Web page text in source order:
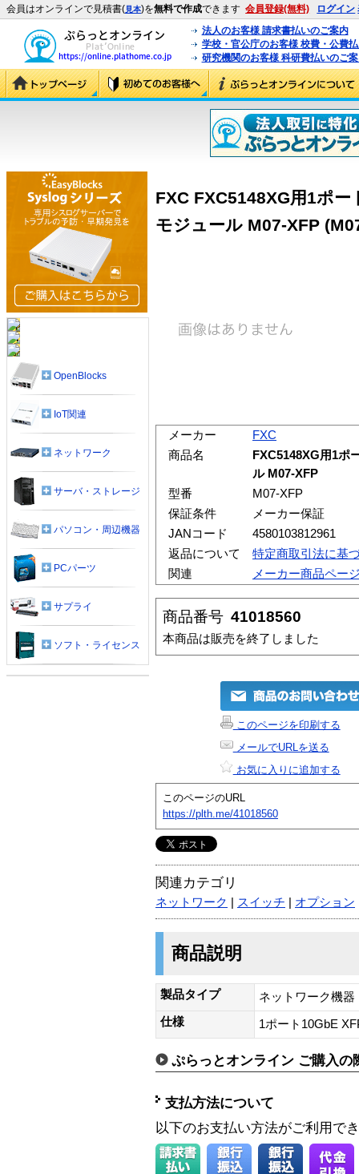
会員はオンラインで見積書(見本)を無料で作成できます 会員登録(無料) ログイン
法人のお客様 請求書払いのご案内
学校・官公庁のお客様 校費・公費
研究機関のお客様 科研費払いのご
FXC FXC5148XG用1ポ
モジュール M07-XFP
メーカー
FXC
商品名
FXC5148XG用1ポ
ル M07-XFP
型番
M07-XFP
保証条件
メーカー保証
JANコード
4580103812961
返品について
特定商取引法に基
関連
メーカー商品ペー
商品番号 41018560
本商品は販売を終了しました
このページを印刷する
メールでURLを送る
お気に入りに追加する
このページのURL
https://plth.me/41018560
関連カテゴリ
ネットワーク スイッチ オプション
商品説明
製品タイプ
ネットワーク機
仕様
1ポート10GbE
ぷらっとオンライン ご購入の
支払方法について
以下のお支払い方法がご利用で
OpenBlocks
IoT関連
ネットワーク
サーバ・ストレージ
パソコン・周辺機器
PCパーツ
サプライ
ソフト・ライセンス